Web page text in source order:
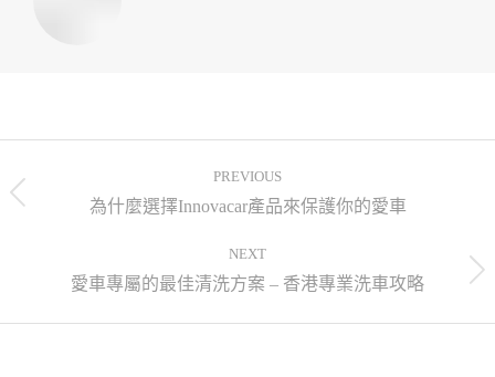
PREVIOUS
為什麼選擇Innovacar產品來保護你的愛車
NEXT
愛車專屬的最佳清洗方案 – 香港專業洗車攻略